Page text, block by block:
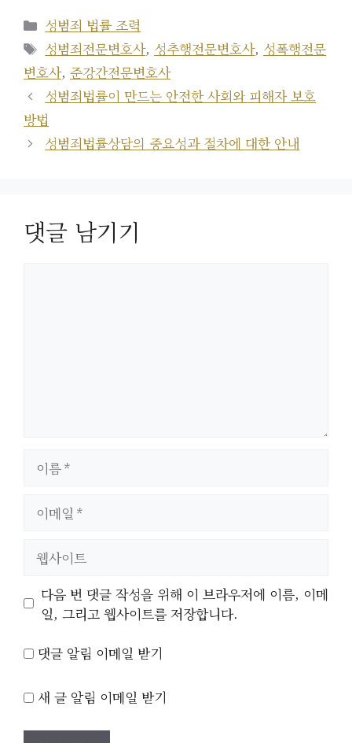
카
테
고
리
성범죄 법률 조력
태
그
성범죄전문변호사, 성추행전문변호사, 성폭행전문
변호사, 준강간전문변호사
성범죄법률이 만드는 안전한 사회와 피해자 보호
방법
성범죄법률상담의 중요성과 절차에 대한 안내
댓글 남기기
트
다음 번 댓글 작성을 위해 이 브라우저에 이름, 이메
일, 그리고 웹사이트를 저장합니다.
댓글 알림 이메일 받기
새 글 알림 이메일 받기